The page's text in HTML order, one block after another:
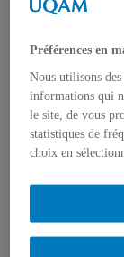
Actualités
Contact
Mandat
Équipe
Plan
Préférences en
Nous utilisons
informations qui
le site, de vous
statistiques de
choix en